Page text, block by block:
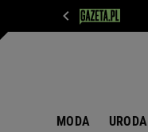
MODA URODA